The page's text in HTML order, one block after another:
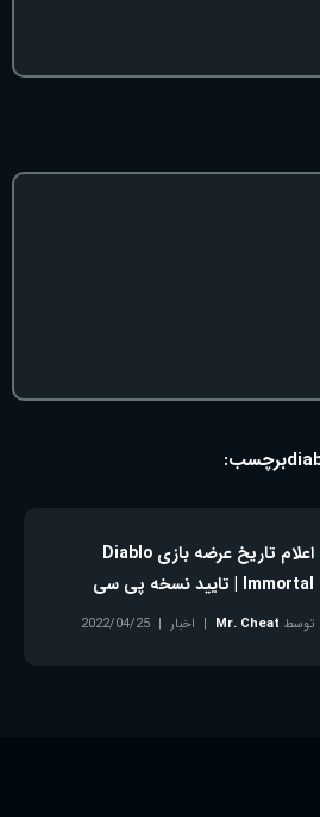
برچسب:
اعلام تاریخ عرضه بازی Diablo
Immortal | تایید نسخه پی سی
توسط Mr. Cheat اخبار
2022/04/25